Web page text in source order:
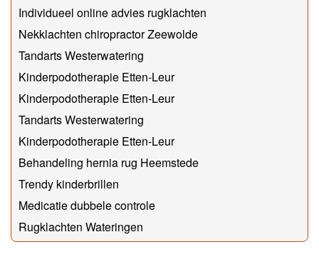
Individueel online advies rugklachten
Nekklachten chiropractor Zeewolde
Tandarts Westerwatering
Kinderpodotherapie Etten-Leur
Kinderpodotherapie Etten-Leur
Tandarts Westerwatering
Kinderpodotherapie Etten-Leur
Behandeling hernia rug Heemstede
Trendy kinderbrillen
Medicatie dubbele controle
Rugklachten Wateringen